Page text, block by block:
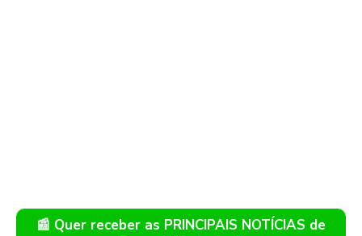
📰 Quer receber as PRINCIPAIS NOTÍCIAS de